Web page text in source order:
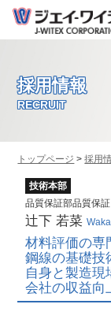
TOP
会社情報
製品情報
カタログダウンロード
採用情報
資料請求・お問い合わ
採用情報
RECRUIT
トップページ >採用
技術本部
品質保証部品質保
辻下 若菜
材料評価の専
鋼線の基礎技
自身と製造現
会社の収益向